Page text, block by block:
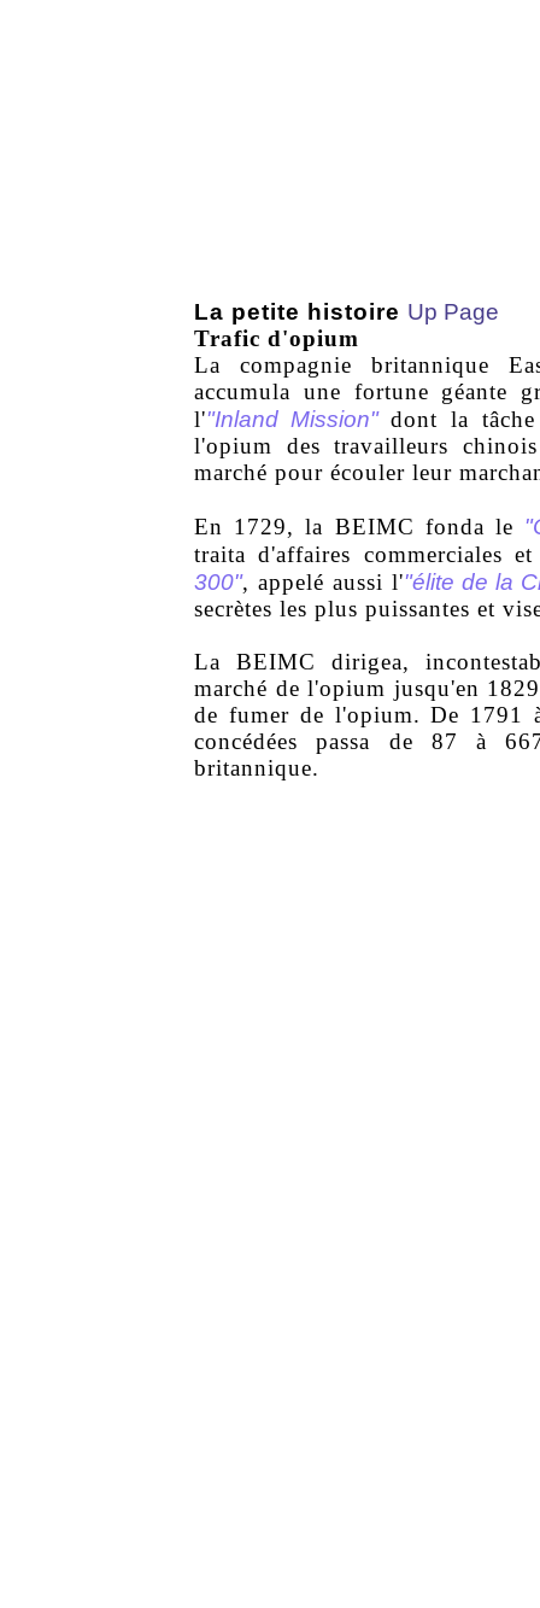
La petite histoire Up Page
Trafic d'opium
La compagnie britannique
accumula une fortune géante
l'"Inland Mission"dont la tâche
l'opium des travailleurs
marché pour écouler leur
En 1729, la BEIMC fonda le
traita d'affaires commerciales
300", appelé aussi l'"élite de la
secrètes les plus puissantes et
La BEIMC dirigea,
marché de l'opium jusqu'en
de fumer de l'opium. De 1791
concédées passa de 87 à
britannique.